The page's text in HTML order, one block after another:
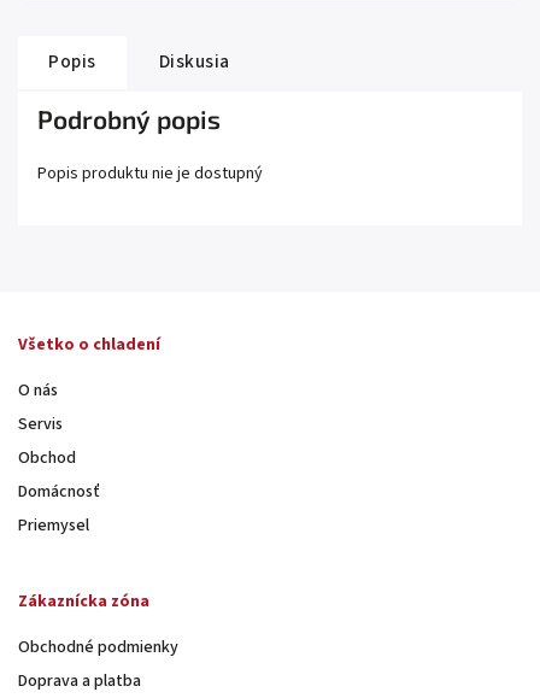
Popis Diskusia
Podrobný popis
Popis produktu nie je dostupný
Všetko o chladení
O nás
Servis
Obchod
Domácnosť
Priemysel
Zákaznícka zóna
Obchodné podmienky
Doprava a platba